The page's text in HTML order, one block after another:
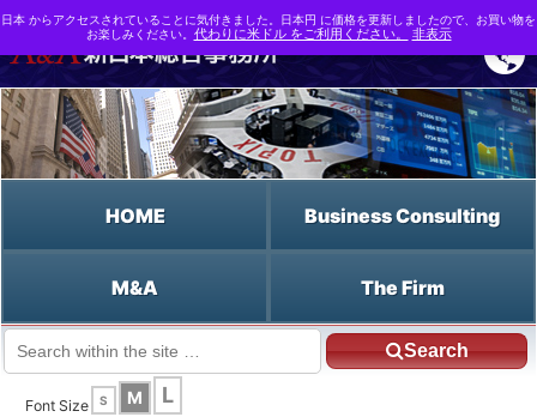
HOME Business Consulting
M&A The Firm
Search
Español HOME
Font Size
S M L
日本 からアクセスされていることに気付きました。日本円 に価格を更新しましたので、お買い物を
お楽しみください。 代わりに米ドル をご利用ください。 非表示